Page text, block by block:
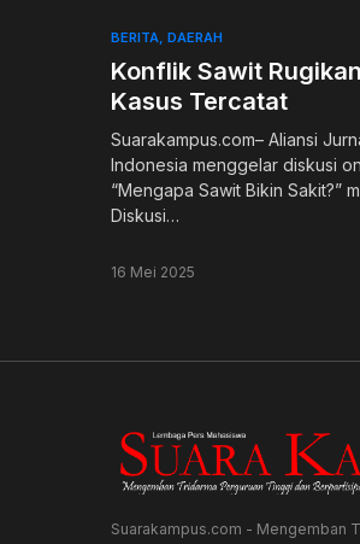
BERITA DAERAH
Konflik Sawit
Kasus Tercatat
Suarakampus.com– Aliansi
Indonesia menggelar diskusi
“Mengapa Sawit Bikin Sakit?”
Diskusi…
16 Mei 2025
Suarakampus.com - Mengemban